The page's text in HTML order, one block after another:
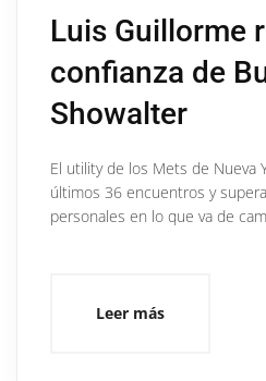
Luis Guillorme
confianza de
Showalter
El utility de los Mets de Nueva
últimos 36 encuentros y
personales en lo que va de
Leer más